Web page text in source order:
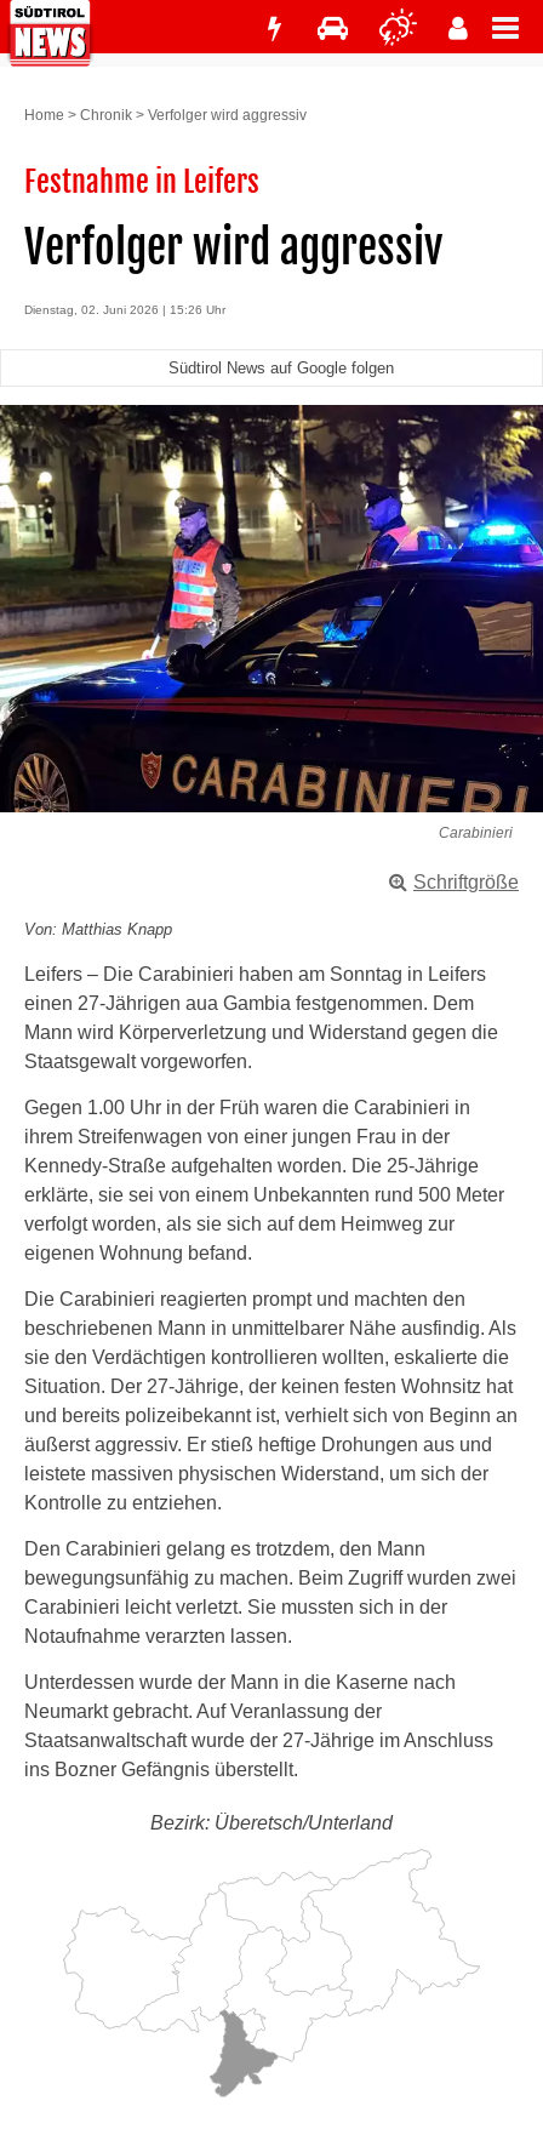
Home > Chronik > Verfolger wird aggressiv
Festnahme in Leifers
Verfolger wird aggressiv
Dienstag, 02. Juni 2026 | 15:26 Uhr
Südtirol News auf Google folgen
Carabinieri
Schriftgröße
Von: Matthias Knapp
Leifers – Die Carabinieri haben am Sonntag in Leifers
einen 27-Jährigen aua Gambia festgenommen. Dem
Mann wird Körperverletzung und Widerstand gegen die
Staatsgewalt vorgeworfen.
Gegen 1.00 Uhr in der Früh waren die Carabinieri in
ihrem Streifenwagen von einer jungen Frau in der
Kennedy-Straße aufgehalten worden. Die 25-Jährige
erklärte, sie sei von einem Unbekannten rund 500 Meter
verfolgt worden, als sie sich auf dem Heimweg zur
eigenen Wohnung befand.
Die Carabinieri reagierten prompt und machten den
beschriebenen Mann in unmittelbarer Nähe ausfindig. Als
sie den Verdächtigen kontrollieren wollten, eskalierte die
Situation. Der 27-Jährige, der keinen festen Wohnsitz hat
und bereits polizeibekannt ist, verhielt sich von Beginn an
äußerst aggressiv. Er stieß heftige Drohungen aus und
leistete massiven physischen Widerstand, um sich der
Kontrolle zu entziehen.
Den Carabinieri gelang es trotzdem, den Mann
bewegungsunfähig zu machen. Beim Zugriff wurden zwei
Carabinieri leicht verletzt. Sie mussten sich in der
Notaufnahme verarzten lassen.
Unterdessen wurde der Mann in die Kaserne nach
Neumarkt gebracht. Auf Veranlassung der
Staatsanwaltschaft wurde der 27-Jährige im Anschluss
ins Bozner Gefängnis überstellt.
Bezirk: Überetsch/Unterland